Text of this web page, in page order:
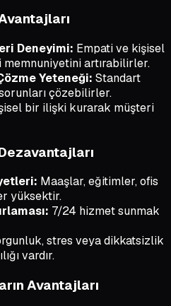
Deneyimi: Empati ve kişisel
memnuniyetini artırabilirler.
Yeteneği: Standart
çözebilirler.
bir ilişki kurarak müşteri
Maaşlar, eğitimler, ofis
yüksektir.
7/24 hizmet sunmak
stres veya dikkatsizlik
vardır.
Avantajları